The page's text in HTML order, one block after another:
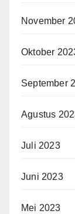
November
Oktober
September
Agustus
Juli 2023
Juni 2023
Mei 2023